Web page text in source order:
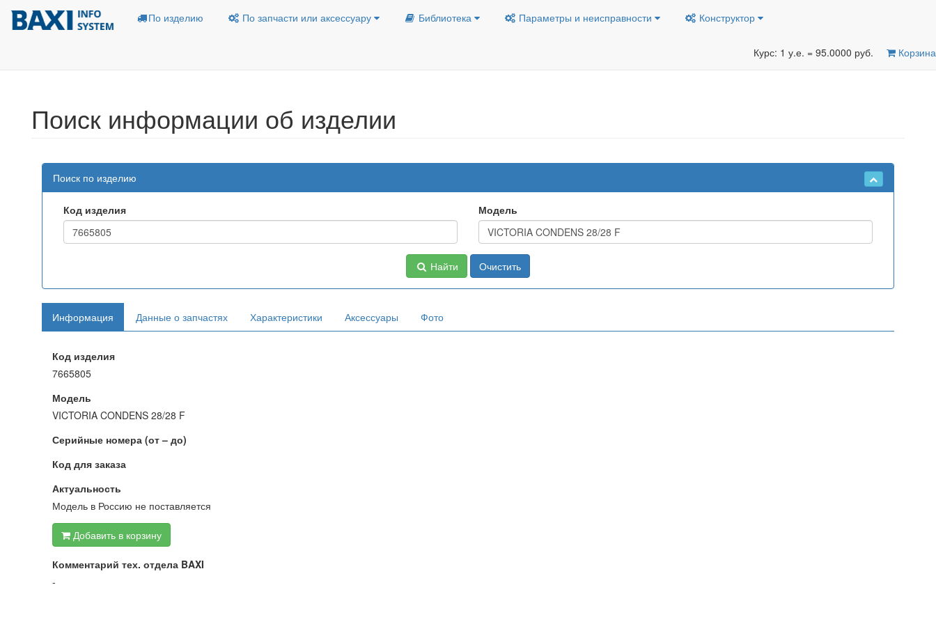
По изделию По запчасти или аксессуару Библиотека Параметры и неисправности Конструктор
Курс: 1 у.е. = 95.0000 руб. Корзина
Поиск информации об изделии
Поиск по изделию
Код изделия Модель
Найти Очистить
Информация Данные о запчастях Характеристики Аксессуары Фото
Код изделия
7665805
Модель
VICTORIA CONDENS 28/28 F
Серийные номера (от – до)
Код для заказа
Актуальность
Модель в Россию не поставляется
Добавить в корзину
Комментарий тех. отдела BAXI
-